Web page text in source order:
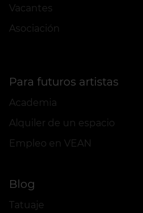
Vacantes
Asociación
Para futuros artistas
Academia
Alquiler de un espacio
Empleo en VEAN
Blog
Tatuaje